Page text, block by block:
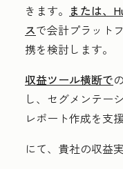
きます。 または、
スで会計プラット
携を検討します。
収益ツール横断で
し、セグメンテー
レポート作成を支
にて、貴社の収益